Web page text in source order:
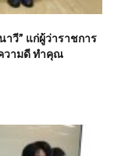
าวี” แก่ผู้ว่าราชการ
วามดี ทำคุณ